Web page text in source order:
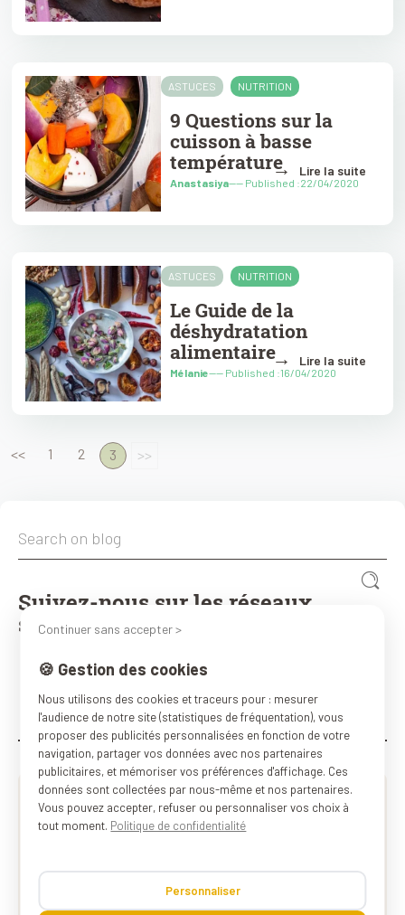
ASTUCES NUTRITION
9 Questions sur la
cuisson à basse
température
Anastasiya---- Published :22/04/2020
→ Lire la suite
ASTUCES NUTRITION
Le Guide de la
déshydratation
alimentaire
Mélanie---- Published :16/04/2020
→ Lire la suite
<< 1 2 3 >>
Suivez-nous sur les réseaux
sociaux :)
Continuer sans accepter >
🍪 Gestion des cookies
Nous utilisons des cookies et traceurs pour : mesurer
l'audience de notre site (statistiques de fréquentation), vous
proposer des publicités personnalisées en fonction de votre
navigation, partager vos données avec nos partenaires
publicitaires, et mémoriser vos préférences d'affichage. Ces
données sont collectées par nous-même et nos partenaires.
Vous pouvez accepter, refuser ou personnaliser vos choix à
tout moment. Politique de confidentialité
Personnaliser